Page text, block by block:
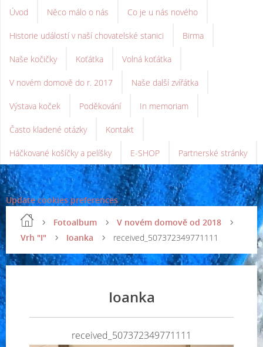
Úvod Něco málo o nás Co je u nás nového
Historie událostí v naší chovatelské stanici Birma
Naše kočičky Koťátka Volná koťátka
V novém domově do r. 2017 Naše další zvířátka
Výstava koček Poděkování In memoriam
Často kladené otázky Kontakt
Háčkované košíčky a pelíšky E-SHOP Partnerské stránky
Update cookies preferences
Fotoalbum
V novém domově od 2018
Vrh "I"
Ioanka received_507372349771111
Ioanka
received_507372349771111